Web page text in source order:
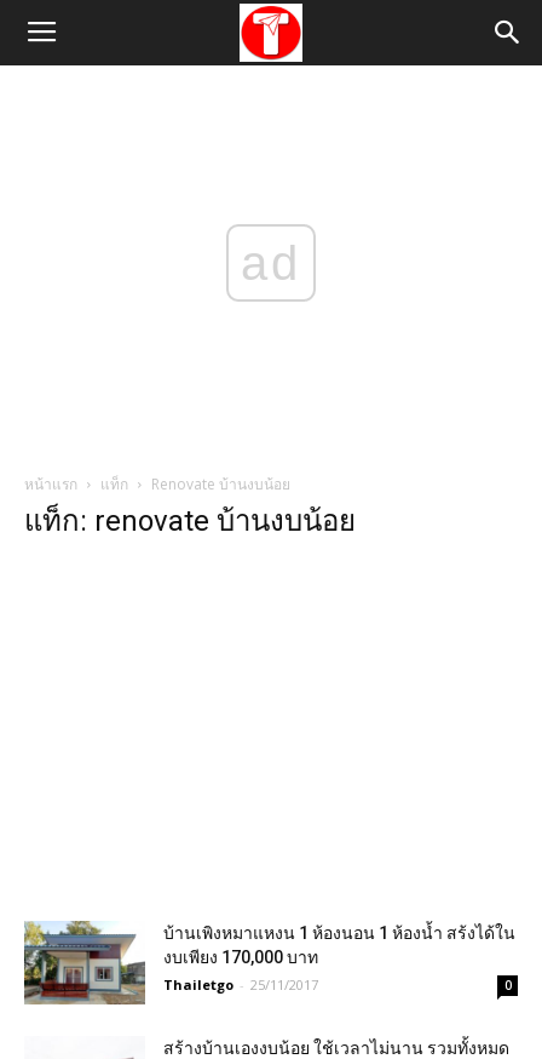
ad
หน้าแรก แท็ก Renovate บ้านงบน้อย
แท็ก: renovate บ้านงบน้อย
บ้านเพิงหมาแหงน 1 ห้องนอน 1 ห้องน้ำ สร้งได้ใน
งบเพียง 170,000 บาท
Thailetgo - 25/11/2017 0
สร้างบ้านเองงบน้อย ใช้เวลาไม่นาน รวมทั้งหมด